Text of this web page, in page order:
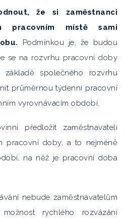
že si zaměstnanci
pracovním místě sami
Podmínkou je, že budou
se na rozvrhu pracovní doby
základě společného rozvrhu
průměrnou týdenní pracovní
vyrovnávacím období.
předložit zaměstnavateli
pracovní doby, a to nejméně
na něž je pracovní doba
nebude zaměstnavatelům
rychlého rozvázání